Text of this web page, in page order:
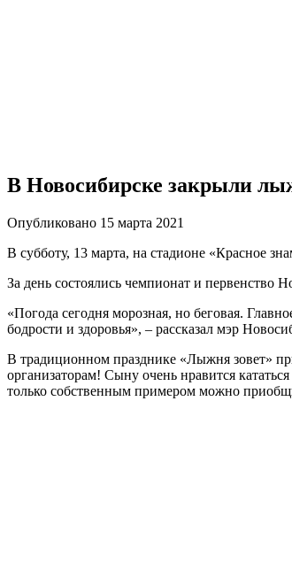
В Новосибирске закрыли
Опубликовано 15 марта 2021
В субботу, 13 марта, на стадионе «Красное
За день состоялись чемпионат и
«Погода сегодня морозная, но беговая.
бодрости и здоровья», – рассказал мэр
В традиционном празднике «Лыжня зовет»
организаторам! Сыну очень нравится
только собственным примером можно